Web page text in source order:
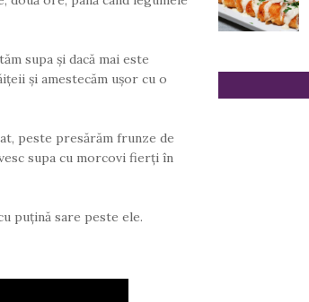
supa și dacă mai este
și amestecăm ușor cu o
peste presărăm frunze de
supa cu morcovi fierți în
puțină sare peste ele.